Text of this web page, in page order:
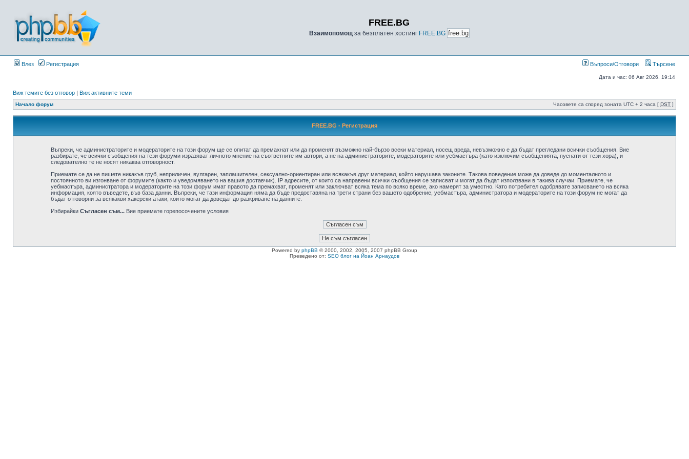
FREE.BG
Взаимопомощза безплатен хостинг FREE.BG
Влез Регистрация Въпроси/Отговори Търсене
Дата и час: 06 Авг 2026, 19:14
Виж темите без отговор | Виж активните теми
Начало форум Часовете са според зоната UTC + 2 часа [ DST ]
FREE.BG - Регистрация
Въпреки, че администраторите и модераторите на този форум ще се опитат да премахнат или да променят възможно най-бързо всеки материал, носещ вреда, невъзможно е да бъдат прегледани всички съобщения. Вие
разбирате, че всички съобщения на тези форуми изразяват личното мнение на съответните им автори, а не на администраторите, модераторите или уебмастъра (като изключим съобщенията, пуснати от тези хора), и
следователно те не носят никаква отговорност.
Приемате се да не пишете никакъв груб, неприличен, вулгарен, заплашителен, сексуално-ориентиран или всякакъв друг материал, който нарушава законите. Такова поведение може да доведе до моменталното и
постоянното ви изгонване от форумите (както и уведомяването на вашия доставчик). IP адресите, от които са направени всички съобщения се записват и могат да бъдат използвани в такива случаи. Приемате, че
уебмастъра, администратора и модераторите на този форум имат правото да премахват, променят или заключват всяка тема по всяко време, ако намерят за уместно. Като потребител одобрявате записването на всяка
информация, която въведете, във база данни. Въпреки, че тази информация няма да бъде предоставяна на трети страни без вашето одобрение, уебмастъра, администратора и модераторите на този форум не могат да
бъдат отговорни за всякакви хакерски атаки, които могат да доведат до разкриване на данните.
Избирайки Съгласен съм...Вие приемате горепосочените условия
Powered by phpBB © 2000, 2002, 2005, 2007 phpBB Group
Преведено от: SEO блог на Йоан Арнаудов